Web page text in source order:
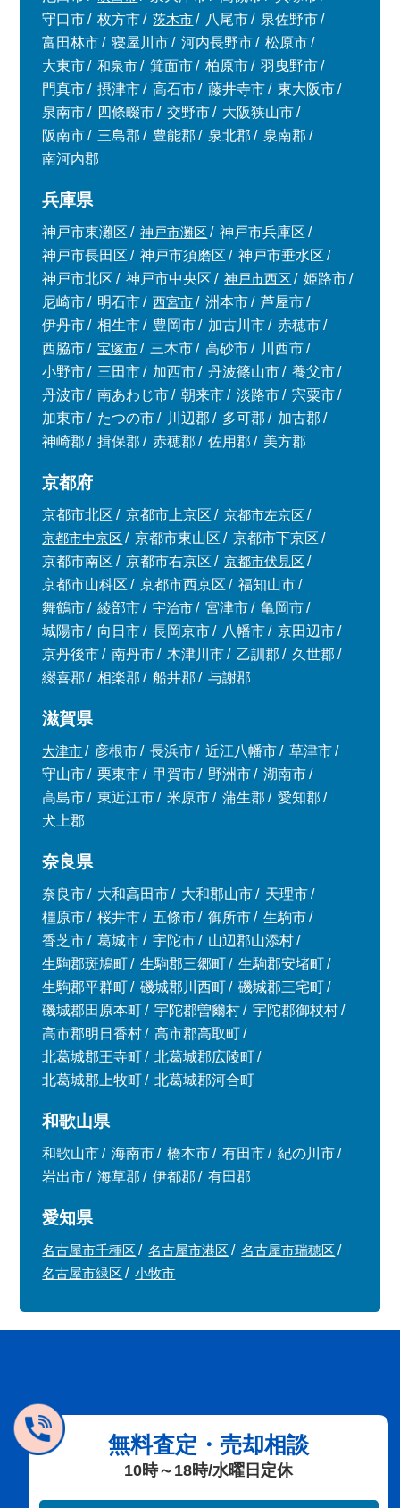
守口市
枚方市 茨木市 八尾市
泉佐野市
富田林市
寝屋川市 河内長野市
松原市
大東市
和泉市 箕面市 柏原市
羽曳野市
門真市
摂津市 高石市 藤井寺市
東大阪市
泉南市
四條畷市 交野市
大阪狭山市
阪南市
三島郡 豊能郡 泉北郡
泉南郡
南河内郡
兵庫県
神戸市東灘区 神戸市灘区
神戸市兵庫区
神戸市長田区
神戸市須磨区
神戸市垂水区
神戸市北区
神戸市中央区 神戸市西区
姫路市
尼崎市
明石市 西宮市 洲本市
芦屋市
伊丹市
相生市 豊岡市 加古川市
赤穂市
西脇市
宝塚市 三木市 高砂市
川西市
小野市
三田市 加西市 丹波篠山市
養父市
丹波市
南あわじ市 朝来市 淡路市
宍粟市
加東市
たつの市 川辺郡 多可郡
加古郡
神崎郡
揖保郡 赤穂郡 佐用郡 美方郡
京都府
京都市北区 京都市上京区
京都市左京区
京都市中京区
京都市東山区
京都市下京区
京都市南区
京都市右京区
京都市伏見区
京都市山科区
京都市西京区
福知山市
舞鶴市
綾部市 宇治市 宮津市
亀岡市
城陽市
向日市 長岡京市 八幡市
京田辺市
京丹後市
南丹市 木津川市 乙訓郡
久世郡
綴喜郡
相楽郡 船井郡 与謝郡
滋賀県
大津市 彦根市 長浜市 近江八幡市
草津市
守山市
栗東市 甲賀市 野洲市
湖南市
高島市
東近江市 米原市 蒲生郡
愛知郡
犬上郡
奈良県
奈良市 大和高田市 大和郡山市
天理市
橿原市
桜井市 五條市 御所市
生駒市
香芝市
葛城市 宇陀市
山辺郡山添村
生駒郡斑鳩町
生駒郡三郷町
生駒郡安堵町
生駒郡平群町
磯城郡川西町
磯城郡三宅町
磯城郡田原本町
宇陀郡曽爾村
宇陀郡御杖村
高市郡明日香村
高市郡高取町
北葛城郡王寺町
北葛城郡広陵町
北葛城郡上牧町
北葛城郡河合町
和歌山県
和歌山市 海南市 橋本市 有田市
紀の川市
岩出市
海草郡 伊都郡 有田郡
愛知県
名古屋市千種区 名古屋市港区
名古屋市瑞穂区
名古屋市緑区
小牧市
無料査定・売却相談
10時～18時/水曜日定休